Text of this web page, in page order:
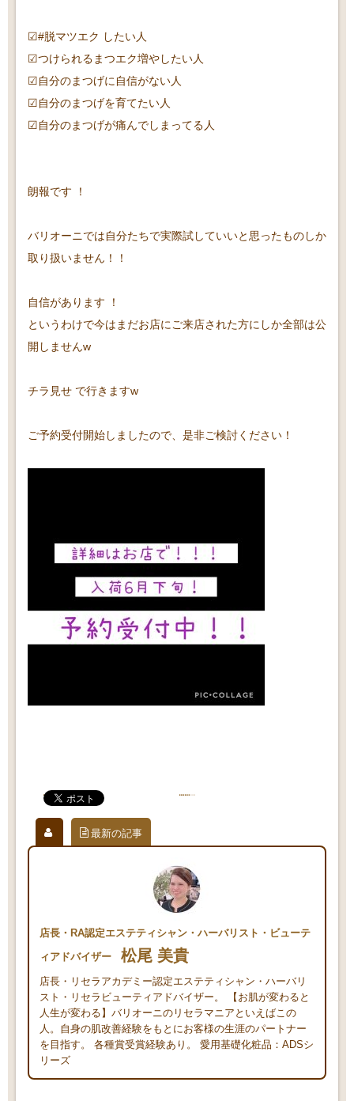
☑︎#脱マツエク したい人
☑︎つけられるまつエク増やしたい人
☑︎自分のまつげに自信がない人
☑︎自分のまつげを育てたい人
☑︎自分のまつげが痛んでしまってる人
朗報です ！
バリオーニでは自分たちで実際試していいと思ったものしか
取り扱いません！！
自信があります ！
というわけで今はまだお店にご来店された方にしか全部は公
開しませんw
チラ見せ で行きますw
ご予約受付開始しましたので、是非ご検討ください！
最新の記事
店長・RA認定エステティシャン・ハーバリスト・ビューテ
ィアドバイザー
松尾 美貴
店長・リセラアカデミー認定エステティシャン・ハーバリ
スト・リセラビューティアドバイザー。 【お肌が変わると
人生が変わる】バリオーニのリセラマニアといえばこの
人。自身の肌改善経験をもとにお客様の生涯のパートナー
を目指す。 各種賞受賞経験あり。 愛用基礎化粧品：ADSシ
リーズ